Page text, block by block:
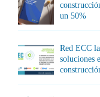
un 50%
Red ECC
soluciones